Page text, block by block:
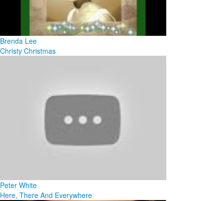
Brenda Lee
Christy Christmas
Peter White
Here, There And Everywhere